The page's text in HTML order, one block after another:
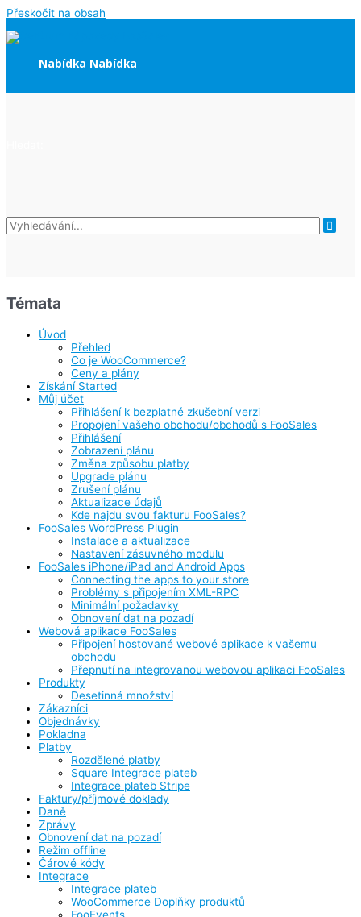
Přeskočit na obsah
Nabídka Nabídka
Témata
Úvod
Přehled
Co je WooCommerce?
Ceny a plány
Získání Started
Můj účet
Přihlášení k bezplatné zkušební verzi
Propojení vašeho obchodu/obchodů s FooSales
Přihlášení
Zobrazení plánu
Změna způsobu platby
Upgrade plánu
Zrušení plánu
Aktualizace údajů
Kde najdu svou fakturu FooSales?
FooSales WordPress Plugin
Instalace a aktualizace
Nastavení zásuvného modulu
FooSales iPhone/iPad and Android Apps
Connecting the apps to your store
Problémy s připojením XML-RPC
Minimální požadavky
Obnovení dat na pozadí
Webová aplikace FooSales
Připojení hostované webové aplikace k vašemu
obchodu
Přepnutí na integrovanou webovou aplikaci FooSales
Produkty
Desetinná množství
Zákazníci
Objednávky
Pokladna
Platby
Rozdělené platby
Square Integrace plateb
Integrace plateb Stripe
Faktury/příjmové doklady
Daně
Zprávy
Obnovení dat na pozadí
Režim offline
Čárové kódy
Integrace
Integrace plateb
WooCommerce Doplňky produktů